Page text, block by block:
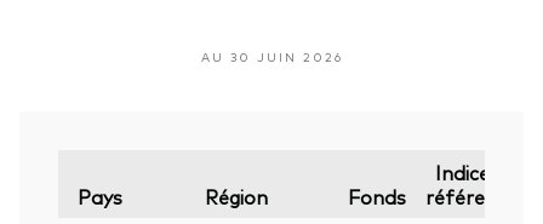
AU 30 JUIN 2026
Pays Région Fonds
Indice de
référence